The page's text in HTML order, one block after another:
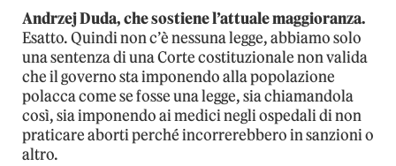
Andrzej Duda, che sostiene l’attuale maggioranza.
Esatto. Quindi non c’è nessuna legge, abbiamo solo
una sentenza di una Corte costituzionale non valida
che il governo sta imponendo alla popolazione
polacca come se fosse una legge, sia chiamandola
così, sia imponendo ai medici negli ospedali di non
praticare aborti perché incorrerebbero in sanzioni o
altro.